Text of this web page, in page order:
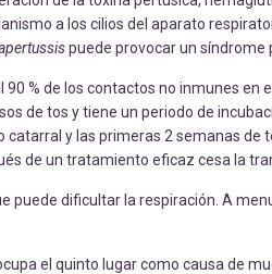
a los cilios del aparato
puede provocar un
% de los contactos no inmunes en
de tos y tiene un periodo de
y las primeras 2 semanas
de un tratamiento eficaz cesa la
puede dificultar la respiración. A
el quinto lugar como causa de